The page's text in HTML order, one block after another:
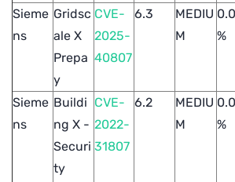
Sieme
ns
Gridsc
ale X
Prepa
y
CVE-
2025-
40807
6.3
MEDIU
M
%
Sieme
ns
Buildi
ng X -
Securi
ty
CVE-
2022-
31807
6.2
MEDIU
M
%